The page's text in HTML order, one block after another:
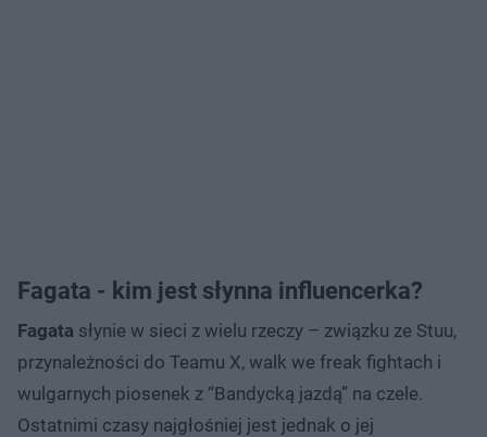
Fagata - kim jest słynna influencerka?
Fagata słynie w sieci z wielu rzeczy – związku ze Stuu,
przynależności do Teamu X, walk we freak fightach i
wulgarnych piosenek z “Bandycką jazdą” na czele.
Ostatnimi czasy najgłośniej jest jednak o jej